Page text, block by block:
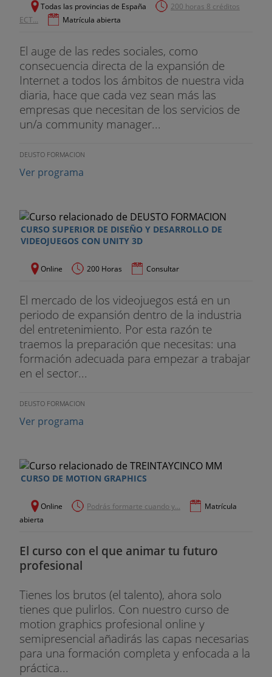
Todas las provincias de España
200 horas 8 créditos
ECT...
Matrícula abierta
El auge de las redes sociales, como
consecuencia directa de la expansión de
Internet a todos los ámbitos de nuestra vida
diaria, hace que cada vez sean más las
empresas que necesitan de los servicios de
un/a community manager...
DEUSTO FORMACION
Ver programa
CURSO SUPERIOR DE DISEÑO Y DESARROLLO DE
VIDEOJUEGOS CON UNITY 3D
Online 200 Horas Consultar
El mercado de los videojuegos está en un
periodo de expansión dentro de la industria
del entretenimiento. Por esta razón te
traemos la preparación que necesitas: una
formación adecuada para empezar a trabajar
en el sector...
DEUSTO FORMACION
Ver programa
CURSO DE MOTION GRAPHICS
Online Podrás formarte cuando y...
Matrícula
abierta
El curso con el que animar tu futuro
profesional
Tienes los brutos (el talento), ahora solo
tienes que pulirlos. Con nuestro curso de
motion graphics profesional online y
semipresencial añadirás las capas necesarias
para una formación completa y enfocada a la
práctica...